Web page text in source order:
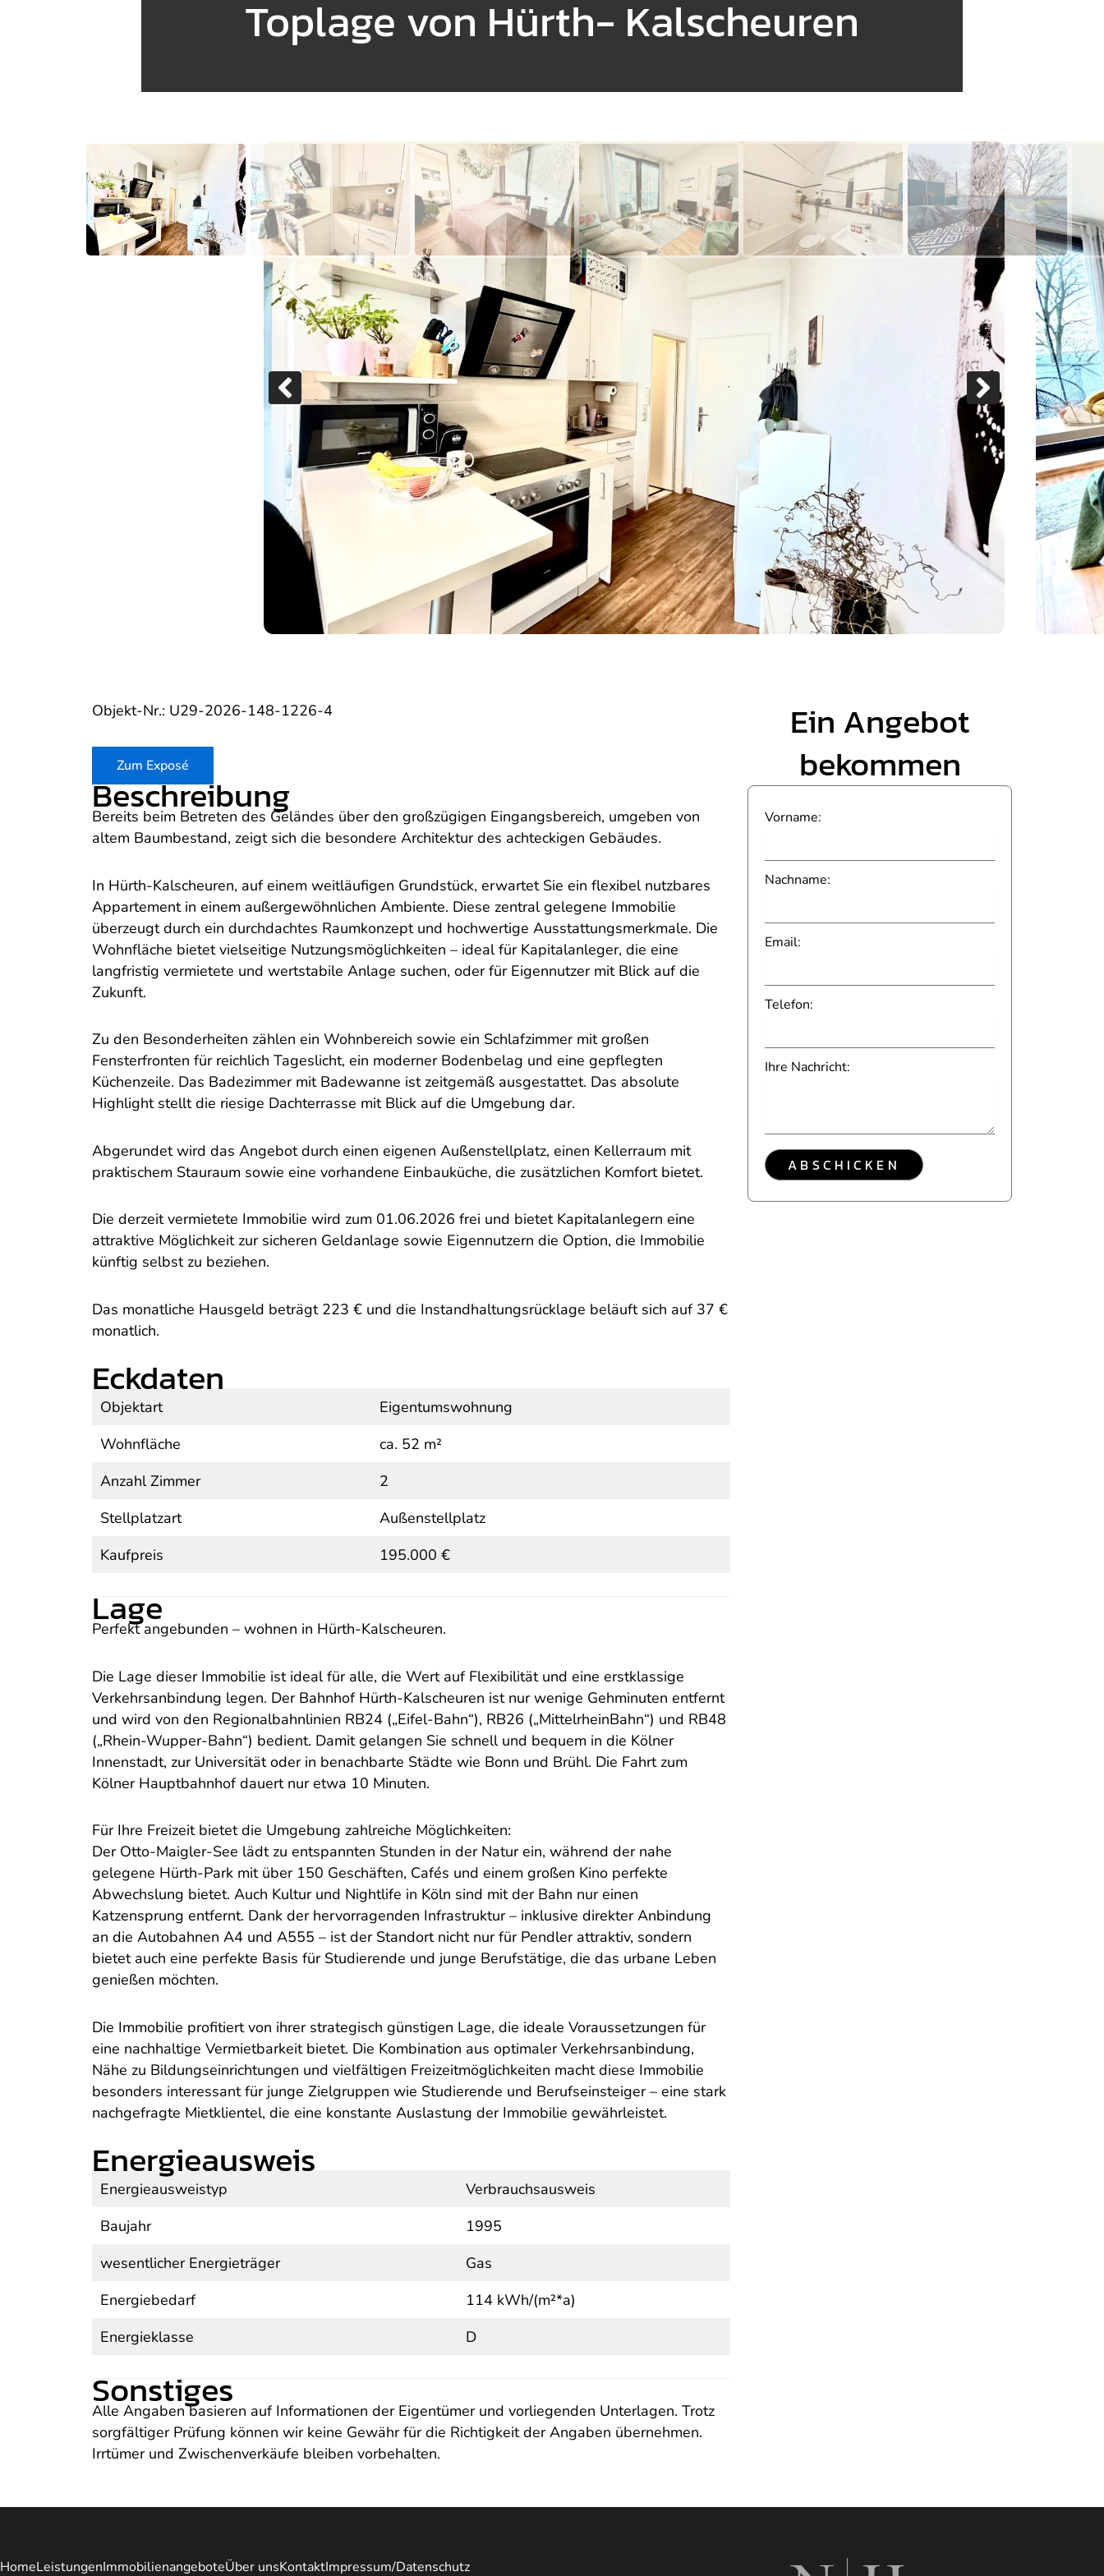
Toplage von Hürth- Kalscheuren
Objekt-Nr.: U29-2026-148-1226-4
Zum Exposé
Beschreibung
Bereits beim Betreten des Geländes über den großzügigen Eingangsbereich, umgeben von
altem Baumbestand, zeigt sich die besondere Architektur des achteckigen Gebäudes.
In Hürth-Kalscheuren, auf einem weitläufigen Grundstück, erwartet Sie ein flexibel nutzbares
Appartement in einem außergewöhnlichen Ambiente. Diese zentral gelegene Immobilie
überzeugt durch ein durchdachtes Raumkonzept und hochwertige Ausstattungsmerkmale. Die
Wohnfläche bietet vielseitige Nutzungsmöglichkeiten – ideal für Kapitalanleger, die eine
langfristig vermietete und wertstabile Anlage suchen, oder für Eigennutzer mit Blick auf die
Zukunft.
Zu den Besonderheiten zählen ein Wohnbereich sowie ein Schlafzimmer mit großen
Fensterfronten für reichlich Tageslicht, ein moderner Bodenbelag und eine gepflegten
Küchenzeile. Das Badezimmer mit Badewanne ist zeitgemäß ausgestattet. Das absolute
Highlight stellt die riesige Dachterrasse mit Blick auf die Umgebung dar.
Abgerundet wird das Angebot durch einen eigenen Außenstellplatz, einen Kellerraum mit
praktischem Stauraum sowie eine vorhandene Einbauküche, die zusätzlichen Komfort bietet.
Die derzeit vermietete Immobilie wird zum 01.06.2026 frei und bietet Kapitalanlegern eine
attraktive Möglichkeit zur sicheren Geldanlage sowie Eigennutzern die Option, die Immobilie
künftig selbst zu beziehen.
Das monatliche Hausgeld beträgt 223 € und die Instandhaltungsrücklage beläuft sich auf 37 €
monatlich.
Eckdaten
Objektart
Eigentumswohnung
Wohnfläche
ca. 52 m²
Anzahl Zimmer
2
Stellplatzart
Außenstellplatz
Kaufpreis
195.000 €
Lage
Perfekt angebunden – wohnen in Hürth-Kalscheuren.
Die Lage dieser Immobilie ist ideal für alle, die Wert auf Flexibilität und eine erstklassige
Verkehrsanbindung legen. Der Bahnhof Hürth-Kalscheuren ist nur wenige Gehminuten entfernt
und wird von den Regionalbahnlinien RB24 („Eifel-Bahn“), RB26 („MittelrheinBahn“) und RB48
(„Rhein-Wupper-Bahn“) bedient. Damit gelangen Sie schnell und bequem in die Kölner
Innenstadt, zur Universität oder in benachbarte Städte wie Bonn und Brühl. Die Fahrt zum
Kölner Hauptbahnhof dauert nur etwa 10 Minuten.
Für Ihre Freizeit bietet die Umgebung zahlreiche Möglichkeiten:
Der Otto-Maigler-See lädt zu entspannten Stunden in der Natur ein, während der nahe
gelegene Hürth-Park mit über 150 Geschäften, Cafés und einem großen Kino perfekte
Abwechslung bietet. Auch Kultur und Nightlife in Köln sind mit der Bahn nur einen
Katzensprung entfernt. Dank der hervorragenden Infrastruktur – inklusive direkter Anbindung
an die Autobahnen A4 und A555 – ist der Standort nicht nur für Pendler attraktiv, sondern
bietet auch eine perfekte Basis für Studierende und junge Berufstätige, die das urbane Leben
genießen möchten.
Die Immobilie profitiert von ihrer strategisch günstigen Lage, die ideale Voraussetzungen für
eine nachhaltige Vermietbarkeit bietet. Die Kombination aus optimaler Verkehrsanbindung,
Nähe zu Bildungseinrichtungen und vielfältigen Freizeitmöglichkeiten macht diese Immobilie
besonders interessant für junge Zielgruppen wie Studierende und Berufseinsteiger – eine stark
nachgefragte Mietklientel, die eine konstante Auslastung der Immobilie gewährleistet.
Energieausweis
Energieausweistyp
Verbrauchsausweis
Baujahr
1995
wesentlicher Energieträger
Gas
Energiebedarf
114 kWh/(m²*a)
Energieklasse
D
Sonstiges
Alle Angaben basieren auf Informationen der Eigentümer und vorliegenden Unterlagen. Trotz
sorgfältiger Prüfung können wir keine Gewähr für die Richtigkeit der Angaben übernehmen.
Irrtümer und Zwischenverkäufe bleiben vorbehalten.
Ein Angebot
bekommen
Vorname:
Nachname:
Email:
Telefon:
Ihre Nachricht:
ABSCHICKEN
HomeLeistungenImmobilienangeboteÜber unsKontaktImpressum/Datenschutz